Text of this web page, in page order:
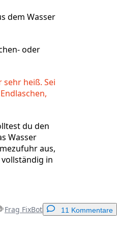
dem Wasser
oder
heiß. Sei
du den
Wasser
aus,
in
Frag FixBot 11 Kommentare